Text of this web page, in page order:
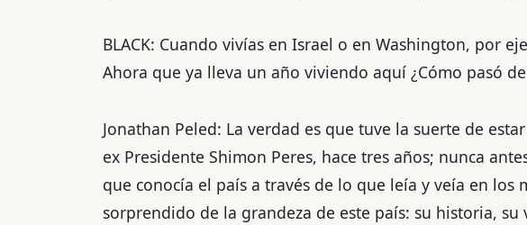
BLACK: Cuando vivías en Israel o en Washington, por
Ahora que ya lleva un año viviendo aquí ¿Cómo pasó
Jonathan Peled: La verdad es que tuve la suerte de
ex Presidente Shimon Peres, hace tres años; nunca
que conocía el país a través de lo que leía y veía en
sorprendido de la grandeza de este país: su historia,